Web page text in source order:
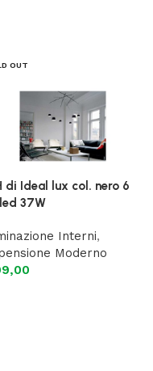
OUT
di Ideal lux col. nero 6
37W
Interni,
Moderno